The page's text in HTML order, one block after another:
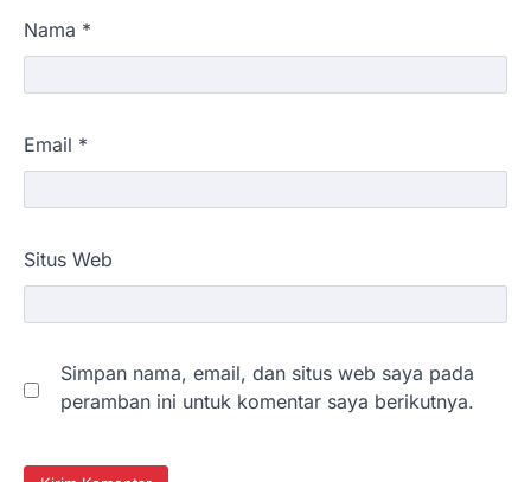
Nama *
Email *
Situs Web
Simpan nama, email, dan situs web saya pada
peramban ini untuk komentar saya berikutnya.